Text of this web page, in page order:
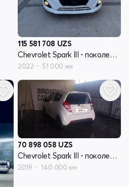
115 581 708 UZS
Chevrolet Spark III - поколение
2022 51 000 км
70 898 058 UZS
Chevrolet Spark III - поколение
2019 140 000 км